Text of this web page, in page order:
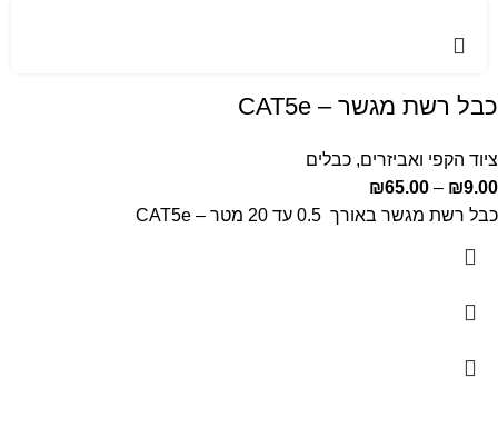
כבל רשת מגשר – CAT5e
ציוד הקפי ואביזרים, כבלים
₪9.00
–
₪65.00
כבל רשת מגשר באורך 0.5 עד 20 מטר – CAT5e